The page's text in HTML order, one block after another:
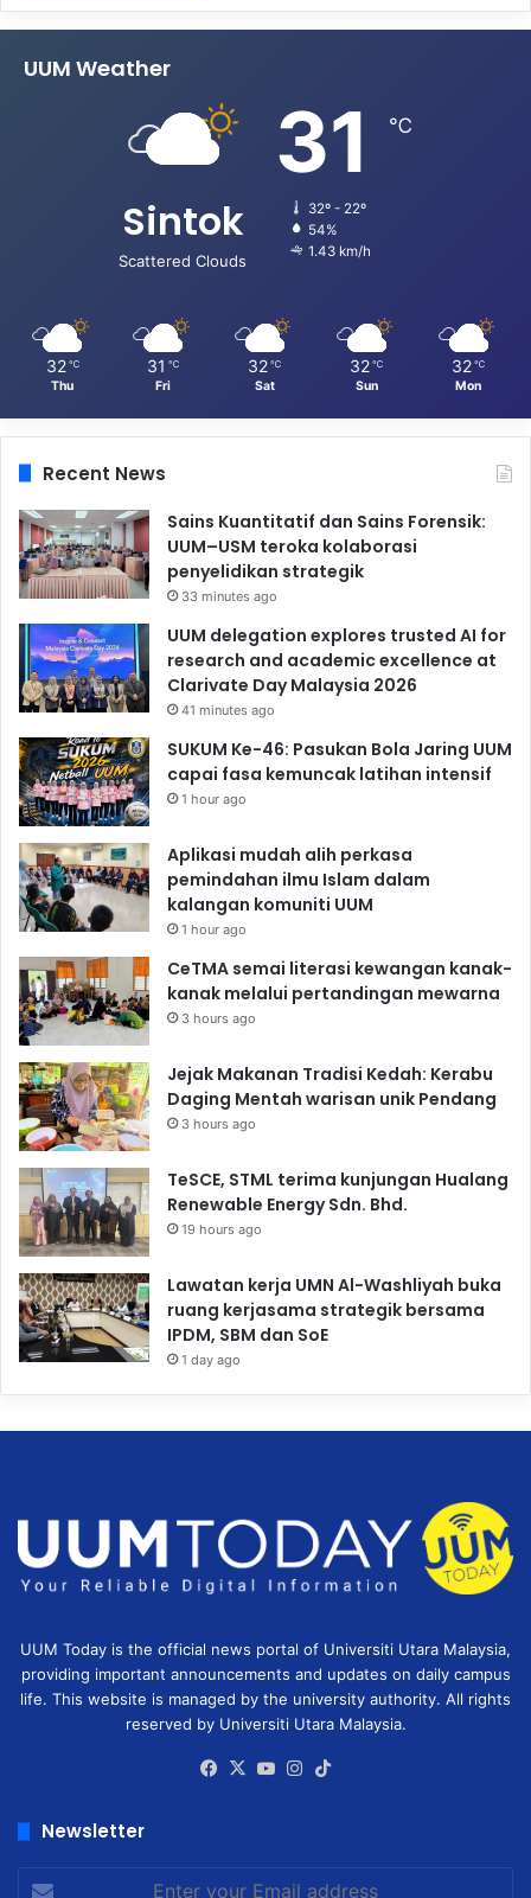
UUM Weather
Sintok
Scattered Clouds
31 ℃
32º - 22º
54%
1.43 km/h
32 ℃
Thu
31 ℃
Fri
32 ℃
Sat
32 ℃
Sun
32 ℃
Mon
Recent News
Sains Kuantitatif dan Sains Forensik:
UUM–USM teroka kolaborasi
penyelidikan strategik
33 minutes ago
UUM delegation explores trusted AI for
research and academic excellence at
Clarivate Day Malaysia 2026
41 minutes ago
SUKUM Ke-46: Pasukan Bola Jaring UUM
capai fasa kemuncak latihan intensif
1 hour ago
Aplikasi mudah alih perkasa
pemindahan ilmu Islam dalam
kalangan komuniti UUM
1 hour ago
CeTMA semai literasi kewangan kanak-
kanak melalui pertandingan mewarna
3 hours ago
Jejak Makanan Tradisi Kedah: Kerabu
Daging Mentah warisan unik Pendang
3 hours ago
TeSCE, STML terima kunjungan Hualang
Renewable Energy Sdn. Bhd.
19 hours ago
Lawatan kerja UMN Al-Washliyah buka
ruang kerjasama strategik bersama
IPDM, SBM dan SoE
1 day ago
UUM Today is the official news portal of Universiti Utara Malaysia,
providing important announcements and updates on daily campus
life. This website is managed by the university authority. All rights
reserved by Universiti Utara Malaysia.
Facebook
X YouTubeInstagram
Newsletter